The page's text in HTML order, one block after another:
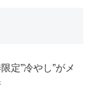
定”冷やし”がメ